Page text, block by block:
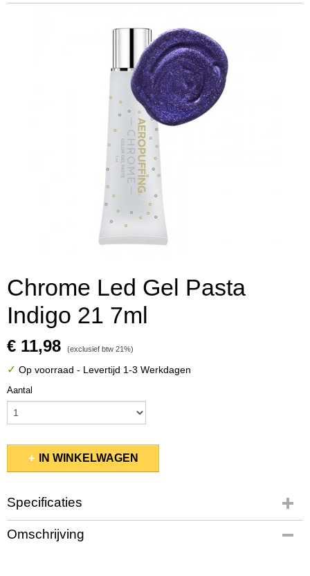
Chrome Led Gel Pasta
Indigo 21 7ml
€ 11,98 (exclusief btw 21%)
✓ Op voorraad - Levertijd 1-3 Werkdagen
Aantal
IN WINKELWAGEN
Specificaties
Productcode
10110/021
Omschrijving